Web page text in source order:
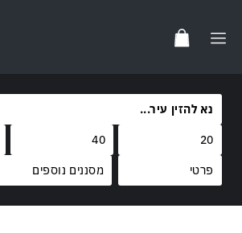
מסננים נוספים